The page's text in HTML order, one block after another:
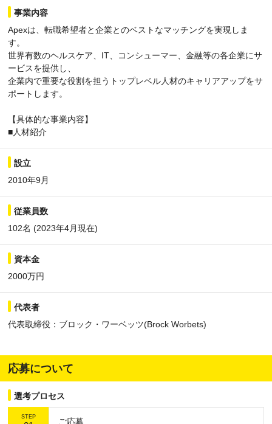
事業内容
Apexは、転職希望者と企業とのベストなマッチングを実現しま
す。
世界有数のヘルスケア、IT、コンシューマー、金融等の各企業にサ
ービスを提供し、
企業内で重要な役割を担うトップレベル人材のキャリアアップをサ
ポートします。
【具体的な事業内容】
■人材紹介
設立
2010年9月
従業員数
102名 (2023年4月現在)
資本金
2000万円
代表者
代表取締役：ブロック・ワーベッツ(Brock Worbets)
応募について
選考プロセス
STEP ご応募